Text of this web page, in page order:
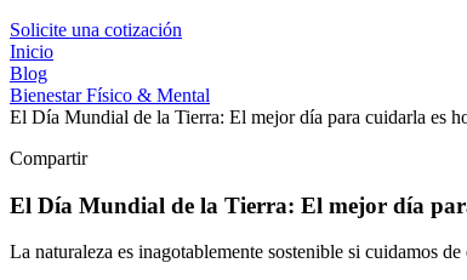
Solicite una cotización
Inicio
Blog
Bienestar Físico & Mental
El Día Mundial de la Tierra: El mejor día para cuidarla es
Compartir
El Día Mundial de la Tierra: El mejor día
La naturaleza es inagotablemente sostenible si cuidamos